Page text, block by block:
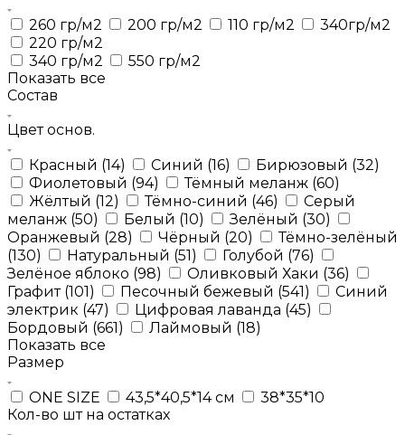
260 гр/м2 200 гр/м2 110 гр/м2
340гр/м2
220 гр/м2
340 гр/м2
550 гр/м2
Показать все
Состав
Цвет основ.
Красный (14) Синий (16)
Бирюзовый (32)
Фиолетовый (94)
Тёмный меланж (60)
Жёлтый (12)
Тёмно-синий (46)
Серый
меланж (50)
Белый (10)
Зелёный (30)
Оранжевый (28)
Чёрный (20)
Тёмно-зелёный
(130)
Натуральный (51)
Голубой (76)
Зелёное яблоко (98)
Оливковый Хаки (36)
Графит (101)
Песочный бежевый (541)
Синий
электрик (47)
Цифровая лаванда (45)
Бордовый (661)
Лаймовый (18)
Показать все
Размер
ONE SIZE 43,5*40,5*14 см
38*35*10
Кол-во шт на остатках